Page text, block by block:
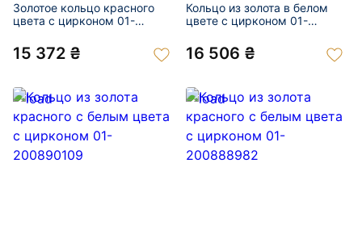
Золотое кольцо красного
цвета с цирконом 01-
15 372 ₴
Кольцо из золота в белом
цвете с цирконом 01-
16 506 ₴